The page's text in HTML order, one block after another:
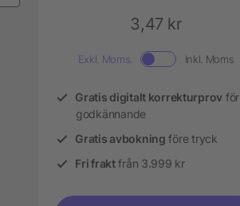
3,47 kr
Exkl. Moms. Inkl. Moms
Gratis digitalt korrekturprov för
godkännande
Gratis avbokning före tryck
Fri fraktfrån 3.999 kr